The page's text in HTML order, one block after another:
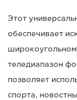
Этот
обеспечивает
теледиапазон
позволяет
спорта,